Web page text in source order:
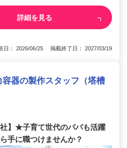
詳細を見る
日： 2026/06/25 掲載終了日： 2027/03/19
器の製作スタッフ（塔槽
社】★子育て世代のパパも活躍
手に職つけませんか？